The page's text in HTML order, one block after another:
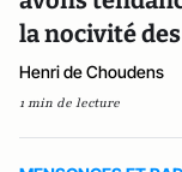
la nocivité
Henri de Choudens
1 min de lecture